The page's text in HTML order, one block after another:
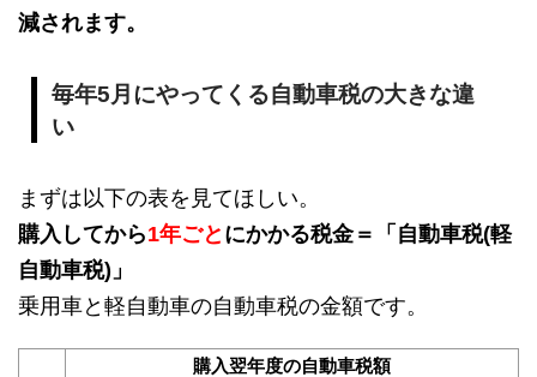
減されます。
毎年5月にやってくる自動車税の大きな違
い
まずは以下の表を見てほしい。
購入してから1年ごと にかかる税金＝「自動車税(軽
自動車税)」
乗用車と軽自動車の自動車税の金額です。
購入翌年度の自動車税額